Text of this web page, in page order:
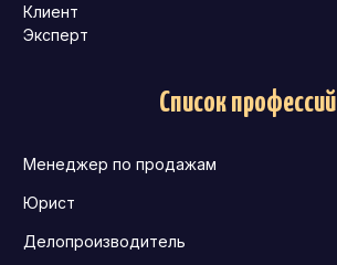
Клиент
Эксперт
Список профессий
Менеджер по продажам
Юрист
Делопроизводитель